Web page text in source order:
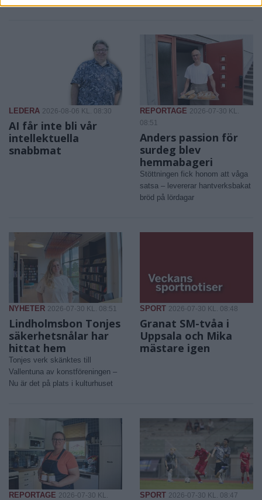
LEDERA 2026-08-06 KL. 08:30
AI får inte bli vår
intellektuella
snabbmat
REPORTAGE 2026-07-30 KL.
08:51
Anders passion för
surdeg blev
hemmabageri
Stöttningen fick honom att våga
satsa – levererar hantverksbakat
bröd på lördagar
NYHETER 2026-07-30 KL. 08:51
Lindholmsbon Tonjes
säkerhetsnålar har
hittat hem
Tonjes verk skänktes till
Vallentuna av konstföreningen –
Nu är det på plats i kulturhuset
SPORT 2026-07-30 KL. 08:48
Granat SM-tvåa i
Uppsala och Mika
mästare igen
REPORTAGE 2026-07-30 KL.
SPORT 2026-07-30 KL. 08:47